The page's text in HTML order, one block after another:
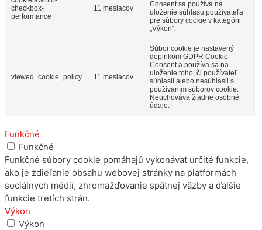
checkbox-
performance
11 mesiacov
Consent sa používa na
uloženie súhlasu používateľa
pre súbory cookie v kategórii
„Výkon“.
viewed_cookie_policy 11 mesiacov
Súbor cookie je nastavený
doplnkom GDPR Cookie
Consent a používa sa na
uloženie toho, či používateľ
súhlasil alebo nesúhlasil s
používaním súborov cookie.
Neuchováva žiadne osobné
údaje.
Funkčné
Funkčné
Funkčné súbory cookie pomáhajú vykonávať určité funkcie,
ako je zdieľanie obsahu webovej stránky na platformách
sociálnych médií, zhromažďovanie spätnej väzby a ďalšie
funkcie tretích strán.
Výkon
Výkon